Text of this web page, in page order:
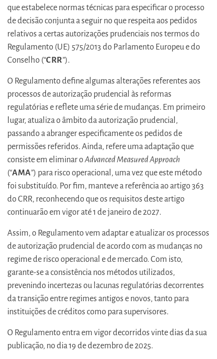
que estabelece normas técnicas para especificar o processo
de decisão conjunta a seguir no que respeita aos pedidos
relativos a certas autorizações prudenciais nos termos do
Regulamento (UE) 575/2013 do Parlamento Europeu e do
Conselho (“CRR”).
O Regulamento define algumas alterações referentes aos
processos de autorização prudencial às reformas
regulatórias e reflete uma série de mudanças. Em primeiro
lugar, atualiza o âmbito da autorização prudencial,
passando a abranger especificamente os pedidos de
permissões referidos. Ainda, refere uma adaptação que
consiste em eliminar oAdvanced Measured Approach
(“AMA”) para risco operacional, uma vez que este método
foi substituído. Por fim, manteve a referência ao artigo 363
do CRR, reconhecendo que os requisitos deste artigo
continuarão em vigor até 1 de janeiro de 2027.
Assim, o Regulamento vem adaptar e atualizar os processos
de autorização prudencial de acordo com as mudanças no
regime de risco operacional e de mercado. Com isto,
garante-se a consistência nos métodos utilizados,
prevenindo incertezas ou lacunas regulatórias decorrentes
da transição entre regimes antigos e novos, tanto para
instituições de créditos como para supervisores.
O Regulamento entra em vigor decorridos vinte dias da sua
publicação, no dia 19 de dezembro de 2025.